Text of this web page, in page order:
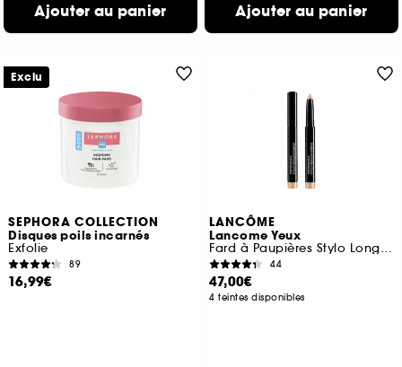
Ajouter au panier Ajouter au panier
SEPHORA COLLECTION
Disques poils incarnés
Exfolie
89
16,99€
Exclu
LANCÔME
Lancome Yeux
Fard à Paupières Stylo Longue Tenue
44
47,00€
4 teintes disponibles